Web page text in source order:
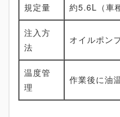
規定量 約5.6L（車
注入方
法
オイルポン
温度管
理
作業後に油